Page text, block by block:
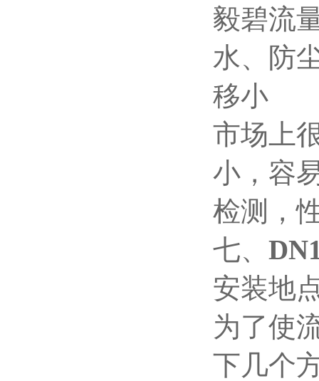
毅碧流
水、防
移小
市场上
小，容
检测，
七、
安装地
为了使
下几个